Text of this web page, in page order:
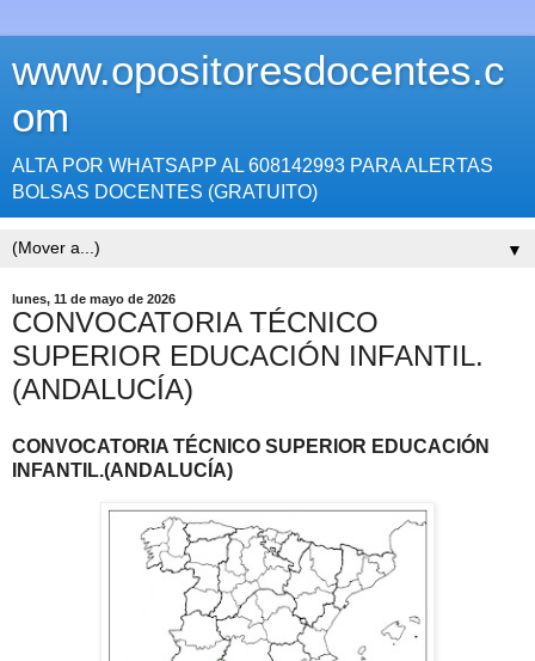
www.opositoresdocentes.c
om
ALTA POR WHATSAPP AL 608142993 PARA ALERTAS
BOLSAS DOCENTES (GRATUITO)
▼
lunes, 11 de mayo de 2026
CONVOCATORIA TÉCNICO
SUPERIOR EDUCACIÓN INFANTIL.
(ANDALUCÍA)
CONVOCATORIA TÉCNICO SUPERIOR EDUCACIÓN
INFANTIL.(ANDALUCÍA)